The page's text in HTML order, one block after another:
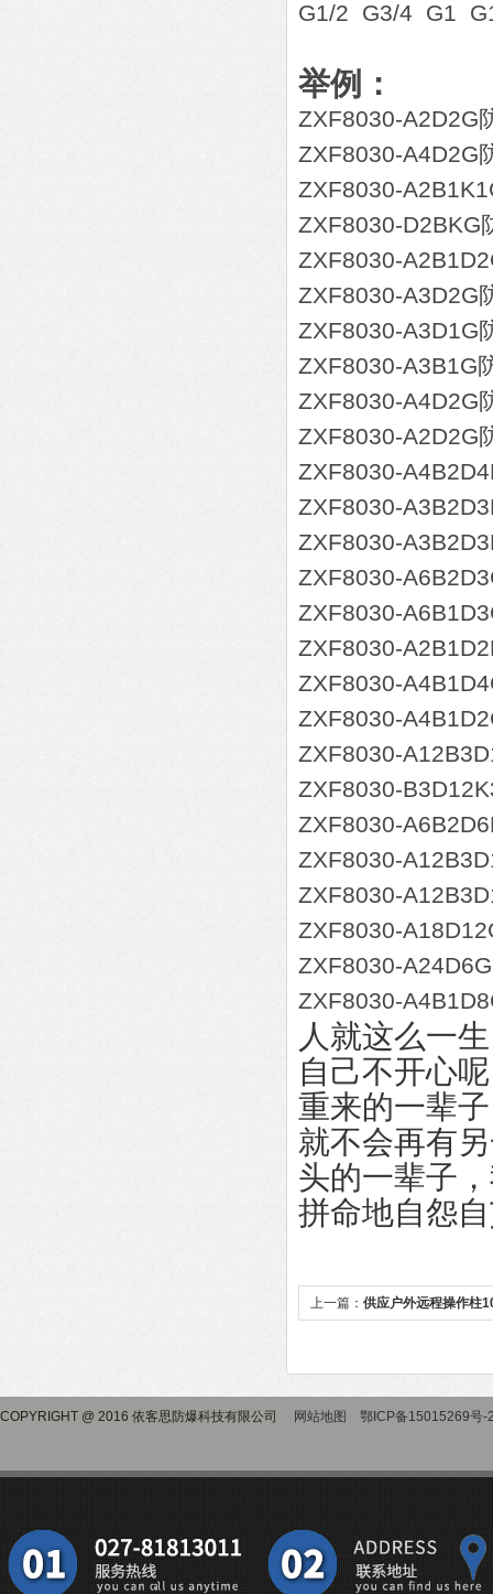
G1/2 G3/4 G1
举例：
ZXF8030-A2D2G
ZXF8030-A4D2G
ZXF8030-
ZXF8030-D2BKG
ZXF8030-
ZXF8030-A3D2G
ZXF8030-A3D1G
ZXF8030-A3B1G
ZXF8030-A4D2G
ZXF8030-A2D2G
ZXF8030-
ZXF8030-
ZXF8030-
ZXF8030-
ZXF8030-
ZXF8030-
ZXF8030-
ZXF8030-
ZXF8030-
ZXF8030-
ZXF8030-
ZXF8030-
ZXF8030-
ZXF8030-
ZXF8030-A24D6G
ZXF8030-
人就这么一
自己不开心
重来的一辈
就不会再有
头的一辈子
拼命地自怨
上一篇： 供应户外远程操作柱
COPYRIGHT @ 2016 依客思防爆科技有限公司 网站地图 鄂ICP备15015269号-